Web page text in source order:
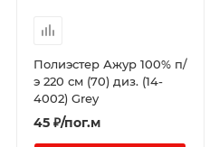
Полиэстер Ажур 100% п/
э 220 см (70) диз. (14-
4002) Grey
45₽/пог.м